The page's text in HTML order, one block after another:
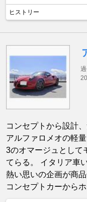
ヒストリー
コンセプトから設計
アルファロメオの軽
3のオマージュとして
てらる。 イタリア車
熱い思いの企画が商
コンセプトカーから